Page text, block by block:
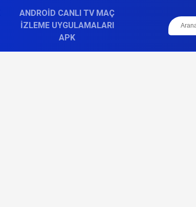
ANDROID CANLI TV MAÇ
İZLEME UYGULAMALARI
APK